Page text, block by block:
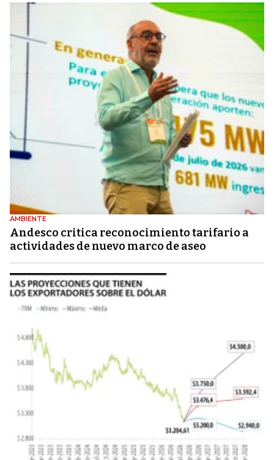
AMBIENTE
Andesco critica reconocimiento tarifario a
actividades de nuevo marco de aseo